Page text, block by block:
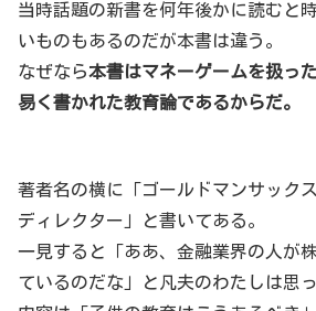
当時話題の新書を何年後かに読むと
いものもあるのだが本書は違う。
なぜなら本書はマネーゲームを扱っ
易く書かれた教育論であるからだ。
著者名の横に「ゴールドマンサック
ディレクター」と書いてある。
一見すると「ああ、金融業界の人が
ているのだな」と凡夫のわたしは思